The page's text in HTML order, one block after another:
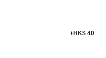
+HK$ 40